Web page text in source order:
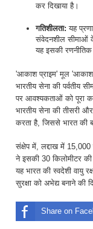
कर दिखाया है।
गतिशीलता: यह
संवेदनशील सीमाओं
यह इसकी रणनीतिक
'आकाश प्राइम' मूल
भारतीय सेना की पर्वतीय
पर आवश्यकताओं को पूरा
भारतीय सेना की तीसरी
करता है, जिससे भारत की
संक्षेप में, लद्दाख में
ने इसकी 30 किलोमीटर
यह भारत की स्वदेशी वायु
सुरक्षा को अभेद्य बनाने की
Share on